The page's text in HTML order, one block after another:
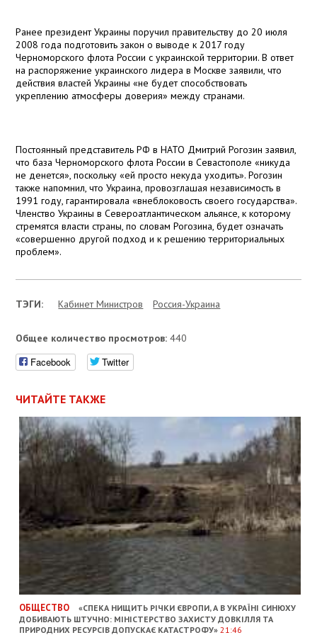
Ранее президент Украины поручил правительству до 20 июля
2008 года подготовить закон о выводе к 2017 году
Черноморского флота России с украинской территории. В ответ
на распоряжение украинского лидера в Москве заявили, что
действия властей Украины «не будет способствовать
укреплению атмосферы доверия» между странами.
Постоянный представитель РФ в НАТО Дмитрий Рогозин заявил,
что база Черноморского флота России в Севастополе «никуда
не денется», поскольку «ей просто некуда уходить». Рогозин
также напомнил, что Украина, провозглашая независимость в
1991 году, гарантировала «внеблоковость своего государства».
Членство Украины в Североатлантическом альянсе, к которому
стремятся власти страны, по словам Рогозина, будет означать
«совершенно другой подход и к решению территориальных
проблем».
ТЭГИ: Кабинет Министров Россия-Украина
Общее количество просмотров: 440
Facebook Twitter
ЧИТАЙТЕ ТАКЖЕ
ОБЩЕСТВО
«СПЕКА НИЩИТЬ РІЧКИ ЄВРОПИ, А В УКРАЇНІ СИНЮХУ
ДОБИВАЮТЬ ШТУЧНО: МІНІСТЕРСТВО ЗАХИСТУ ДОВКІЛЛЯ ТА
ПРИРОДНИХ РЕСУРСІВ ДОПУСКАЄ КАТАСТРОФУ»21:46